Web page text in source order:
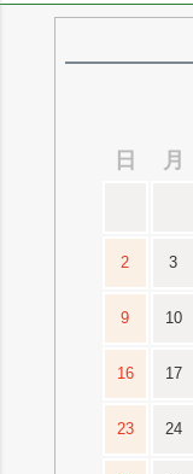
日
月
2 3
9 10
16 17
23 24